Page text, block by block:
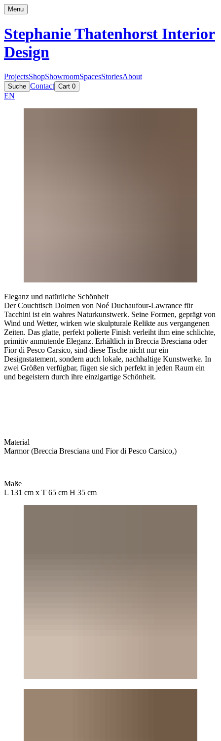
Menu
Stephanie Thatenhorst Interior
Design
ProjectsShopShowroomSpacesStoriesAbout
Suche Contact Cart 0
EN
Eleganz und natürliche Schönheit
Der Couchtisch Dolmen von Noé Duchaufour-Lawrance für
Tacchini ist ein wahres Naturkunstwerk. Seine Formen, geprägt von
Wind und Wetter, wirken wie skulpturale Relikte aus vergangenen
Zeiten. Das glatte, perfekt polierte Finish verleiht ihm eine schlichte,
primitiv anmutende Eleganz. Erhältlich in Breccia Bresciana oder
Fior di Pesco Carsico, sind diese Tische nicht nur ein
Designstatement, sondern auch lokale, nachhaltige Kunstwerke. In
zwei Größen verfügbar, fügen sie sich perfekt in jeden Raum ein
und begeistern durch ihre einzigartige Schönheit.
Material
Marmor (Breccia Bresciana und Fior di Pesco Carsico,)
Maße
L 131 cm x T 65 cm H 35 cm